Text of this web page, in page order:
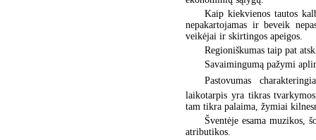
Kaip kiekvienos tautos
nepakartojamas ir beveik
veikėjai ir skirtingos apeigos.
Regioniškumas taip pat
Savaimingumą pažymi
Pastovumas 
laikotarpis yra tikras
tam tikra palaima, žymiai
Šventėje esama muzikos,
atributikos.